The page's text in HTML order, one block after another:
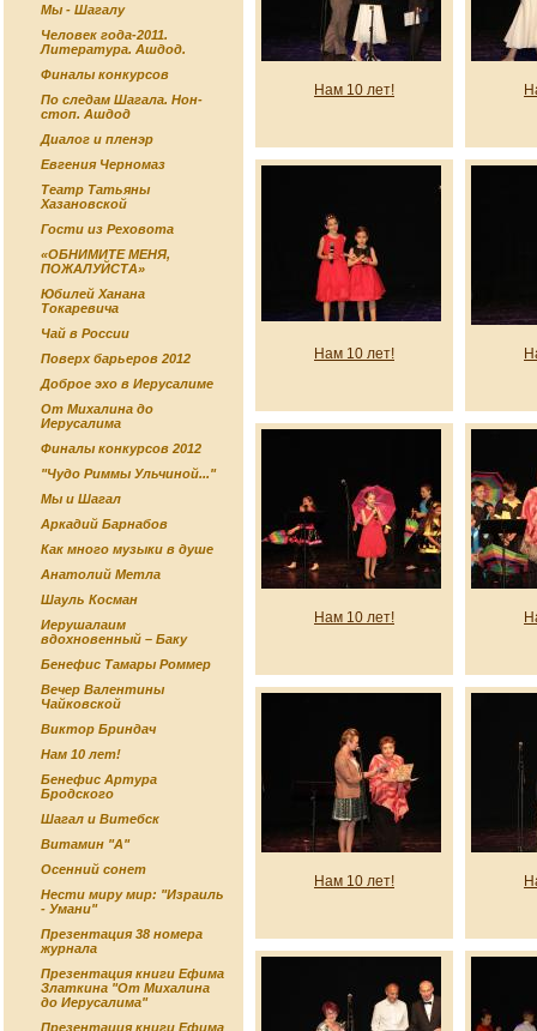
Мы - Шагалу
Человек года-2011.
Литература. Ашдод.
Финалы конкурсов
По следам Шагала. Нон-
стоп. Ашдод
Диалог и пленэр
Евгения Черномаз
Театр Татьяны
Хазановской
Гости из Реховота
«ОБНИМИТЕ МЕНЯ,
ПОЖАЛУЙСТА»
Юбилей Ханана
Токаревича
Чай в России
Поверх барьеров 2012
Доброе эхо в Иерусалиме
От Михалина до
Иерусалима
Финалы конкурсов 2012
"Чудо Риммы Ульчиной..."
Мы и Шагал
Аркадий Барнабов
Как много музыки в душе
Анатолий Метла
Шауль Косман
Иерушалаим
вдохновенный – Баку
Бенефис Тамары Роммер
Вечер Валентины
Чайковской
Виктор Бриндач
Нам 10 лет!
Бенефис Артура
Бродского
Шагал и Витебск
Витамин "А"
Осенний сонет
Нести миру мир: "Израиль
- Умани"
Презентация 38 номера
журнала
Презентация книги Ефима
Златкина "От Михалина
до Иерусалима"
Презентация книги Ефима
Нам 10 лет!
Нам 10 лет!
Нам 10 лет!
Нам 10 лет!